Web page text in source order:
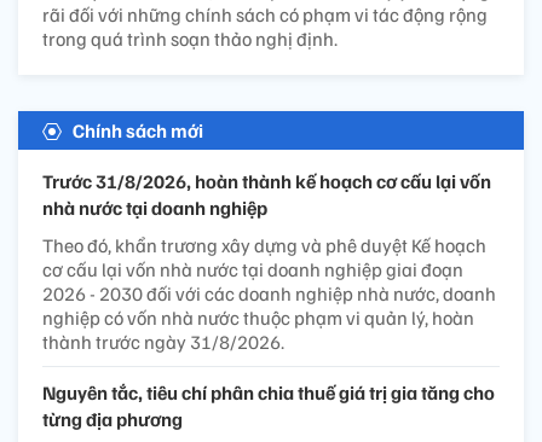
rãi đối với những chính sách có phạm vi tác động rộng
trong quá trình soạn thảo nghị định.
Chính sách mới
Trước 31/8/2026, hoàn thành kế hoạch cơ cấu lại vốn
nhà nước tại doanh nghiệp
Theo đó, khẩn trương xây dựng và phê duyệt Kế hoạch
cơ cấu lại vốn nhà nước tại doanh nghiệp giai đoạn
2026 - 2030 đối với các doanh nghiệp nhà nước, doanh
nghiệp có vốn nhà nước thuộc phạm vi quản lý, hoàn
thành trước ngày 31/8/2026.
Nguyên tắc, tiêu chí phân chia thuế giá trị gia tăng cho
từng địa phương